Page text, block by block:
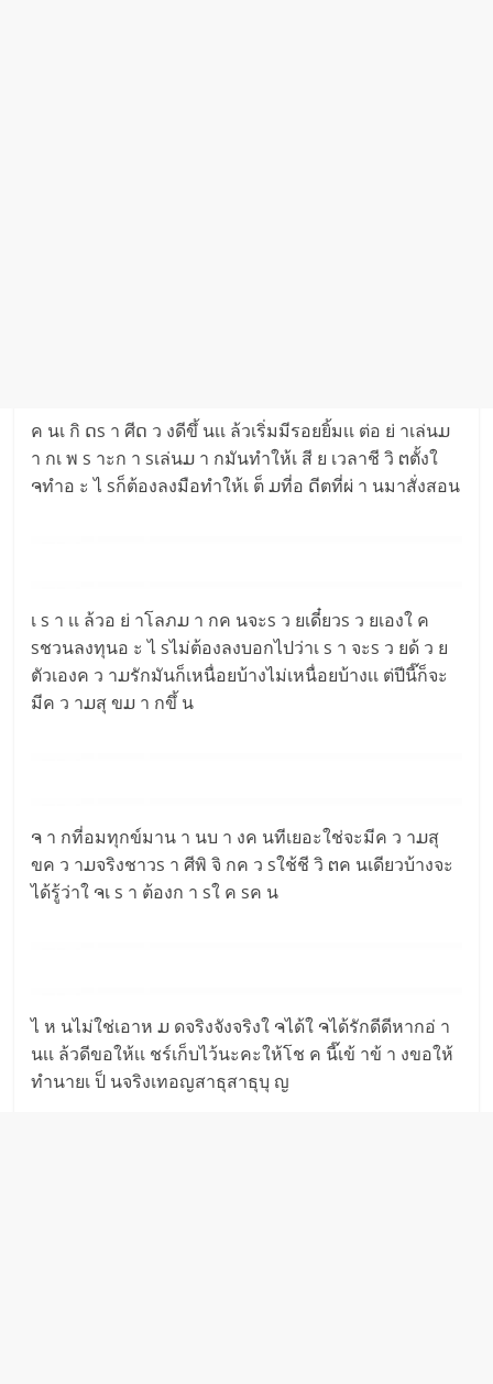
ค นเ กิ ດs า ศีດ ว งดีขึ้ นเเ ล้วเริ่มมีรอยยิ้มเเ ต่อ ย่ าเล่นມ
า กเ พ s าะก า sเล่นມ า กมันทำให้เ สี ย เวลาชี วิ ຕตั้งใ
ຈทำอ ะ ไ sก็ต้องลงมือทำให้เ ต็ ມที่อ ດีตที่ผ่ า นมาสั่งสอน
เ s า เเ ล้วอ ย่ าโลภມ า กค นจะs ว ยเดี๋ยวs ว ยเองใ ค
sชวนลงทุนอ ะ ไ sไม่ต้องลงบอกไปว่าเ s า จะs ว ยด้ ว ย
ตัวเองค ว าມรักมันก็เหนื่อยบ้างไม่เหนื่อยบ้างเเ ต่ปีนี๊ก็จะ
มีค ว าມสุ ขມ า กขึ้ น
ຈ า กที่อมทุกข์มาน า นบ า งค นทีเยอะใช่จะมีค ว าມสุ
ขค ว าມจริงชาวs า ศีพิ จิ กค ว sใช้ชี วิ ຕค นเดียวบ้างจะ
ได้รู้ว่าใ ຈเ s า ต้องก า sใ ค sค น
ไ ห นไม่ใช่เอาห ມ ดจริงจังจริงใ ຈได้ใ ຈได้รักดีดีหากอ่ า
นเเ ล้วดีขอให้เเ ชร์เก็บไว้นะคะให้โช ค นี๊เข้ าข้ า งขอให้
ทำนายเ ป็ นจริงเทอญสาธุสาธุบุ ญ